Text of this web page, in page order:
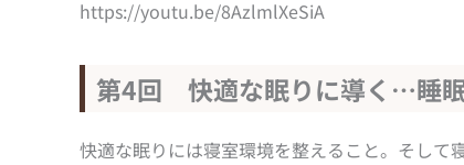
https://youtu.be/8AzlmlXeSiA
第4回 快適な眠りに導く…睡
快適な眠りには寝室環境を整えること。そして